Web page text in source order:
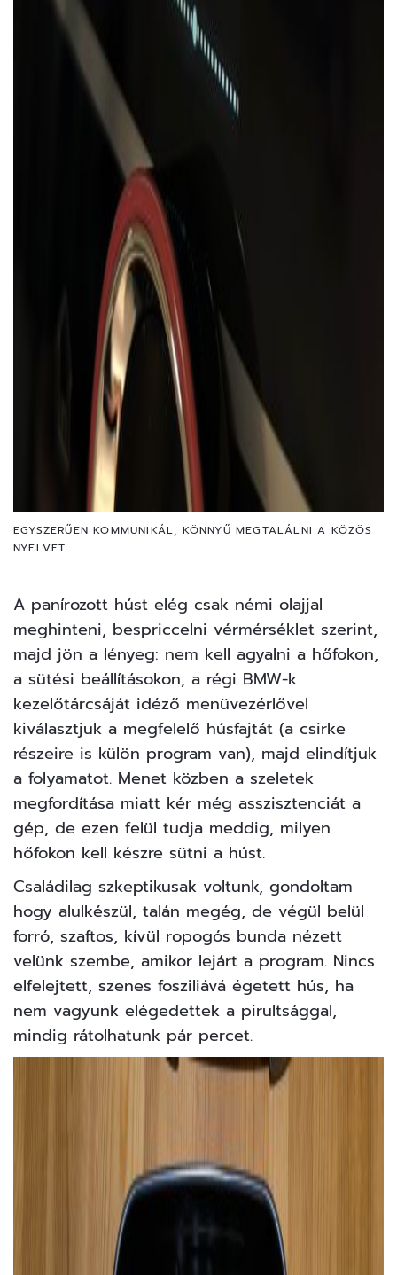
EGYSZERŰEN KOMMUNIKÁL, KÖNNYŰ MEGTALÁLNI A KÖZÖS
NYELVET
A panírozott húst elég csak némi olajjal
meghinteni, bespriccelni vérmérséklet szerint,
majd jön a lényeg: nem kell agyalni a hőfokon,
a sütési beállításokon, a régi BMW-k
kezelőtárcsáját idéző menüvezérlővel
kiválasztjuk a megfelelő húsfajtát (a csirke
részeire is külön program van), majd elindítjuk
a folyamatot. Menet közben a szeletek
megfordítása miatt kér még asszisztenciát a
gép, de ezen felül tudja meddig, milyen
hőfokon kell készre sütni a húst.
Családilag szkeptikusak voltunk, gondoltam
hogy alulkészül, talán megég, de végül belül
forró, szaftos, kívül ropogós bunda nézett
velünk szembe, amikor lejárt a program. Nincs
elfelejtett, szenes fosziliává égetett hús, ha
nem vagyunk elégedettek a pirultsággal,
mindig rátolhatunk pár percet.